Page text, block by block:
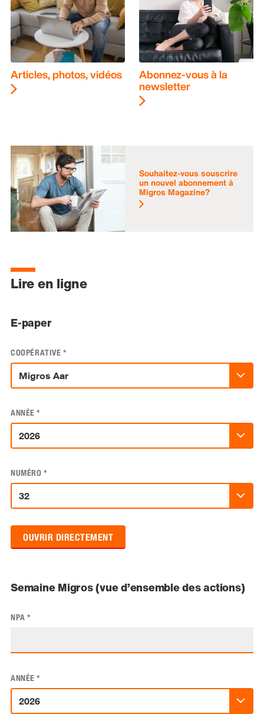
Articles, photos, vidéos Abonnez-vous à la
newsletter
Souhaitez-vous souscrire
un nouvel abonnement à
Migros Magazine?
Lire en ligne
E-paper
COOPÉRATIVE *
ANNÉE *
NUMÉRO *
OUVRIR DIRECTEMENT
Semaine Migros (vue d’ensemble des actions)
NPA *
ANNÉE *